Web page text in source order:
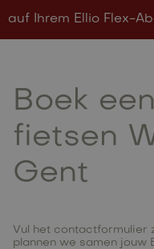
auf Ihrem Ellio Flex-
Boek
fietsen
Gent
Vul het contactformulier
plannen we samen jouw